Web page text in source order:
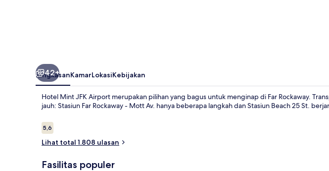
42+
RingkasanKamarLokasiKebijakan
Hotel Mint JFK Airport merupakan pilihan yang bagus untuk menginap di Far Rockaway.
jauh: Stasiun Far Rockaway - Mott Av. hanya beberapa langkah dan Stasiun Beach 25 St.
Ulasan
5,65,6 dari 10
Lihat total 1.808 ulasan
Fasilitas populer